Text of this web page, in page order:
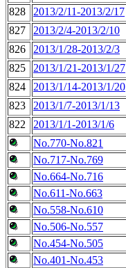
828
2013/2/11-2013/2/17
827
2013/2/4-2013/2/10
826
2013/1/28-2013/2/3
825
2013/1/21-2013/1/27
824
2013/1/14-2013/1/20
823
2013/1/7-2013/1/13
822
2013/1/1-2013/1/6
No.770-No.821
No.717-No.769
No.664-No.716
No.611-No.663
No.558-No.610
No.506-No.557
No.454-No.505
No.401-No.453